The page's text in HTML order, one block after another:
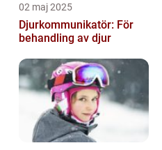
02 maj 2025
Djurkommunikatör: För
behandling av djur